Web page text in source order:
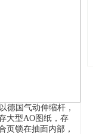
德国气动伸缩杆，
大型AO图纸，存
页锁在抽面内部，